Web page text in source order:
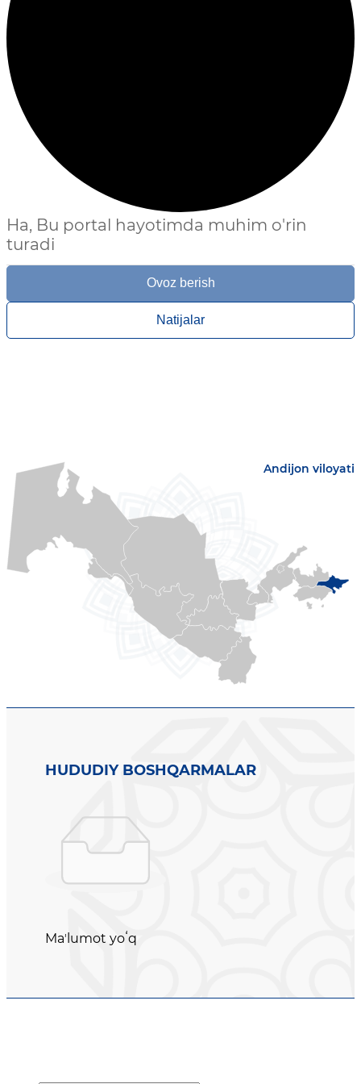
Ha, Bu portal hayotimda muhim o'rin
turadi
Ovoz berish
Natijalar
Andijon viloyati
HUDUDIY BOSHQARMALAR
Maʼlumot yoʻq